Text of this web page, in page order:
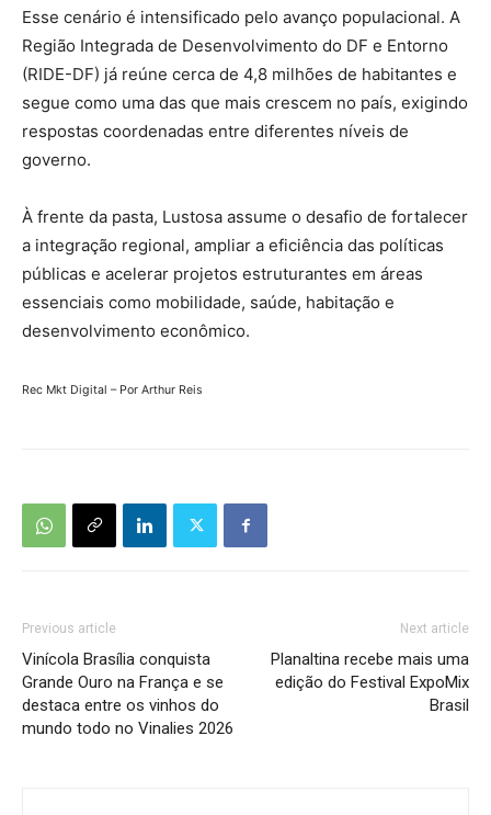
Esse cenário é intensificado pelo avanço populacional. A
Região Integrada de Desenvolvimento do DF e Entorno
(RIDE-DF) já reúne cerca de 4,8 milhões de habitantes e
segue como uma das que mais crescem no país, exigindo
respostas coordenadas entre diferentes níveis de
governo.
À frente da pasta, Lustosa assume o desafio de fortalecer
a integração regional, ampliar a eficiência das políticas
públicas e acelerar projetos estruturantes em áreas
essenciais como mobilidade, saúde, habitação e
desenvolvimento econômico.
Rec Mkt Digital – Por Arthur Reis
Previous article
Vinícola Brasília conquista
Grande Ouro na França e se
destaca entre os vinhos do
mundo todo no Vinalies 2026
Next article
Planaltina recebe mais uma
edição do Festival ExpoMix
Brasil